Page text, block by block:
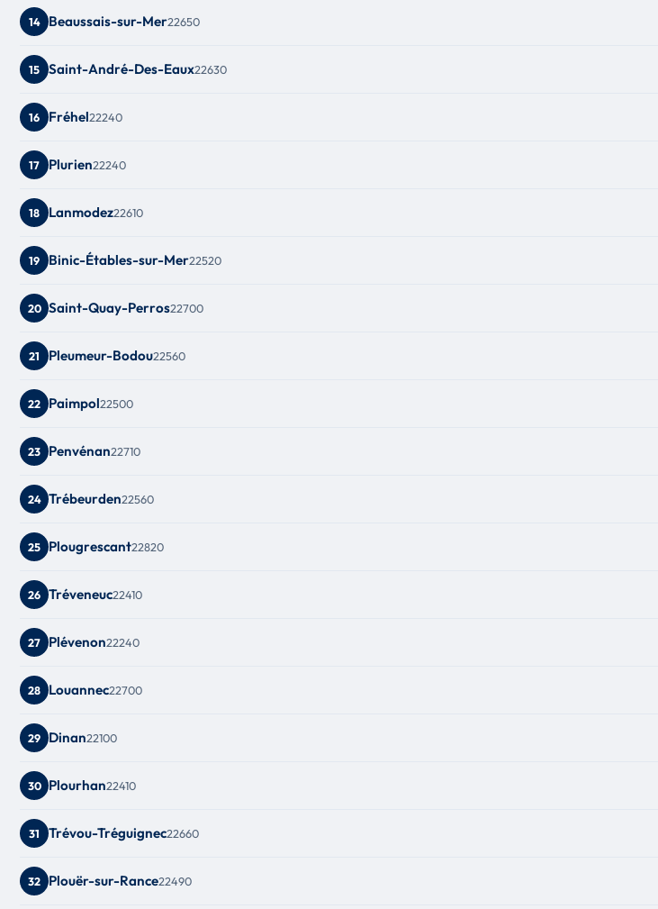
14 Beaussais-sur-Mer22650
15 Saint-André-Des-Eaux22630
16 Fréhel22240
17 Plurien22240
18 Lanmodez22610
19 Binic-Étables-sur-Mer22520
20 Saint-Quay-Perros22700
21 Pleumeur-Bodou22560
22 Paimpol22500
23 Penvénan22710
24 Trébeurden22560
25 Plougrescant22820
26 Tréveneuc22410
27 Plévenon22240
28 Louannec22700
29 Dinan22100
30 Plourhan22410
31 Trévou-Tréguignec22660
32 Plouër-sur-Rance22490